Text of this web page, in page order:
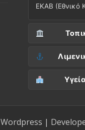
ΕΚΑΒ (Εθνικό
Δήμος
(Έδρα):
Δ.Ε.
ΚΕΠ
Λιμεναρχείο
Μονεμβασίας:
ΚΤΕΛ
Μολάων):
Wordpress |